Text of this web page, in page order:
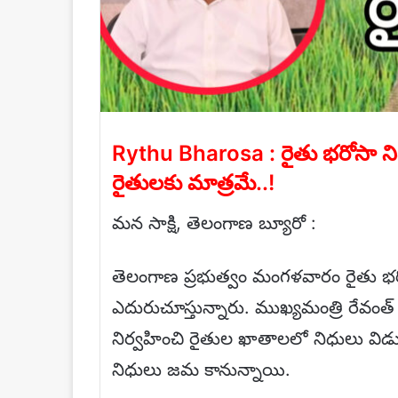
Rythu Bharosa : రైతు భరోసా
రైతులకు మాత్రమే..!
మన సాక్షి, తెలంగాణ బ్యూరో :
తెలంగాణ ప్రభుత్వం మంగళవారం రైతు
ఎదురుచూస్తున్నారు. ముఖ్యమంత్రి
నిర్వహించి రైతుల ఖాతాలలో నిధులు
నిధులు జమ కానున్నాయి.